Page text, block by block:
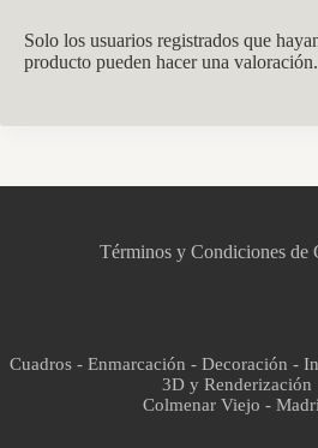
Solo los usuarios registrados que
producto pueden hacer una valoración.
Términos y Condiciones de
Cuadros - Enmarcación - Decoración -
3D y Renderización
Colmenar Viejo -
Asistente virtual · En línea